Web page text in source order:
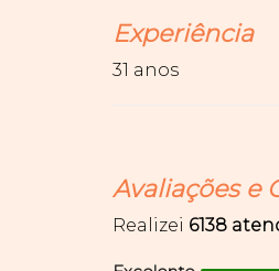
Experiência
31 anos
Avaliações e
Realizei 6138